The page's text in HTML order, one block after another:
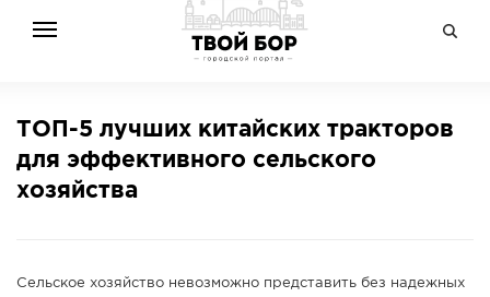
НОВОСТИ
СПРАВОЧНИК
ТОП-5 лучших китайских тракторов
для эффективного сельского
хозяйства
Сельское хозяйство невозможно представить без надежных